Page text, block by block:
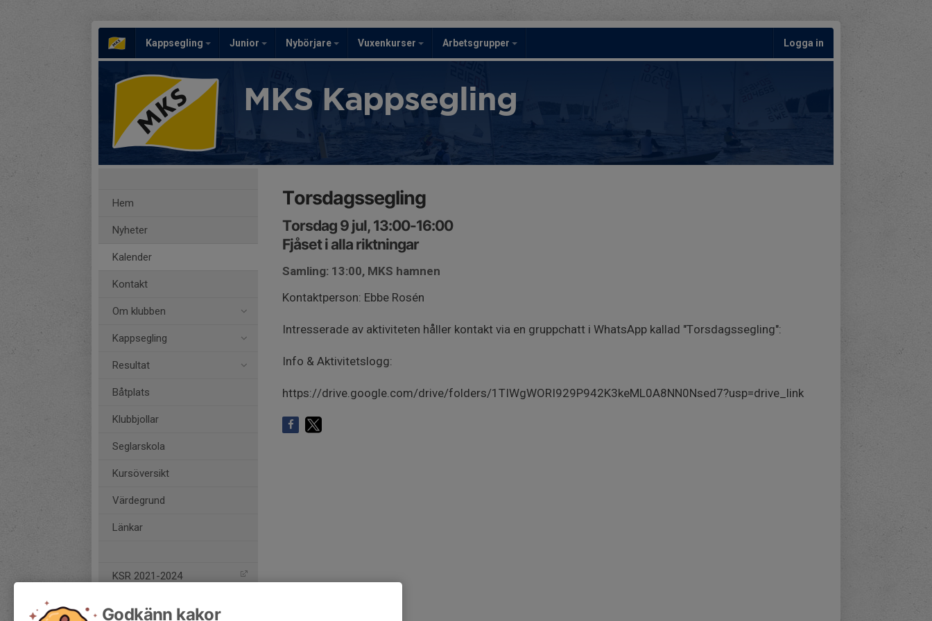
Kappsegling Junior Nybörjare Vuxenkurser Arbetsgrupper Logga in
MKS Kappsegling
Hem
Nyheter
Kalender
Kontakt
Om klubben
Kappsegling
Resultat
Båtplats
Klubbjollar
Seglarskola
Kursöversikt
Värdegrund
Länkar
KSR 2021-2024
Torsdagssegling
Torsdag 9 jul, 13:00-16:00
Fjåset i alla riktningar
Samling: 13:00, MKS hamnen
Kontaktperson: Ebbe Rosén
Intresserade av aktiviteten håller kontakt via en gruppchatt i WhatsApp kallad "Torsdagssegling":
Info & Aktivitetslogg:
https://drive.google.com/drive/folders/1TIWgWORI929P942K3keML0A8NN0Nsed7?usp=drive_link
Godkänn kakor